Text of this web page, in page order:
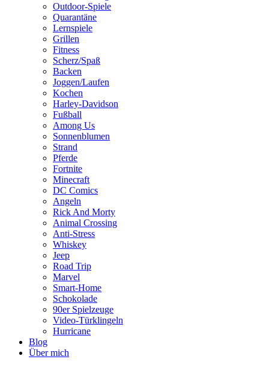
Outdoor-Spiele
Quarantäne
Lernspiele
Grillen
Fitness
Scherz/Spaß
Backen
Joggen/Laufen
Kochen
Harley-Davidson
Fußball
Among Us
Sonnenblumen
Strand
Pferde
Fortnite
Minecraft
DC Comics
Angeln
Rick And Morty
Animal Crossing
Anti-Stress
Whiskey
Jeep
Road Trip
Marvel
Smart-Home
Schokolade
90er Spielzeuge
Video-Türklingeln
Hurricane
Blog
Über mich